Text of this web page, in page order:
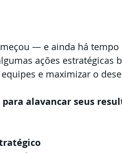
— e ainda há
ações estratégicas
e maximizar o
alavancar seus